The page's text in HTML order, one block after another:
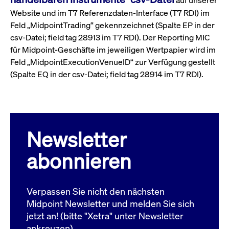
Website und im T7 Referenzdaten-Interface (T7 RDI) im
Feld „MidpointTrading“ gekennzeichnet (Spalte EP in der
csv-Datei; field tag 28913 im T7 RDI). Der Reporting MIC
für Midpoint-Geschäfte im jeweiligen Wertpapier wird im
Feld „MidpointExecutionVenueID“ zur Verfügung gestellt
(Spalte EQ in der csv-Datei; field tag 28914 im T7 RDI).
Newsletter
abonnieren
Verpassen Sie nicht den nächsten
Midpoint Newsletter und melden Sie sich
jetzt an! (bitte "Xetra" unter Newsletter
zu messen. Es handelt
sich um ein Muster-
Cookie, bei dem auf
das Präfix _pk_ses
eine kurze Reihe von
Zahlen und
der es sich vermutlich
um einen
Referenzcode für die
VISITOR_PRIVACY_METADATA
YouTube
.youtube.com
Monate
Dieses Cookie dient
Speicherung der
Einwilligungs- und
des Nutzers für ihre
Interaktion mit der
Es erfasst Daten
Einwilligung des
in Bezug auf